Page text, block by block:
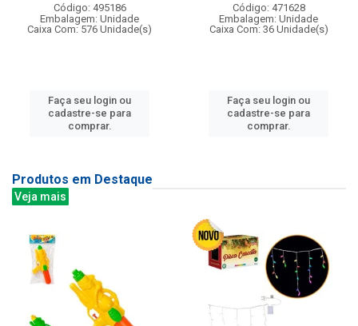
Código: 495186
Embalagem: Unidade
Caixa Com: 576 Unidade(s)
Faça seu login ou
cadastre-se para
comprar.
Código: 471628
Embalagem: Unidade
Caixa Com: 36 Unidade(s)
Faça seu login ou
cadastre-se para
comprar.
Produtos em Destaque
Veja mais